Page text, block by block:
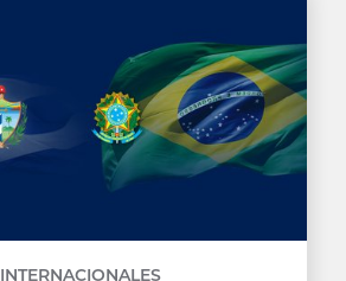
INTERNACIONALES